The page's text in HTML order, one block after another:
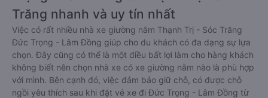
Trăng nhanh và uy tín nhất
Việc có rất nhiều nhà xe giường nằm Thạnh Trị - Sóc Trăng
Đức Trọng - Lâm Đồng giúp cho du khách có đa dạng sự lựa
chọn. Đây cũng có thể là một điều bất lợi làm cho hàng khách
không biết nên chọn nhà xe có xe giường nằm nào là phù hợp
với mình. Bên cạnh đó, việc đảm bảo giữ chỗ, có được chỗ
ngồi yêu thích sau khi đặt vé xe đi Đức Trọng - Lâm Đồng từ